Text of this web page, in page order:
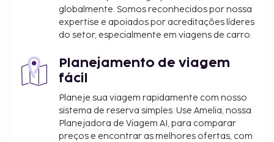
globalmente. Somos reconhecidos por nossa
expertise e apoiados por acreditações líderes
do setor, especialmente em viagens de carro.
Planejamento de viagem
fácil
Planeje sua viagem rapidamente com nosso
sistema de reserva simples. Use Amelia, nossa
Planejadora de Viagem AI, para comparar
preços e encontrar as melhores ofertas, com